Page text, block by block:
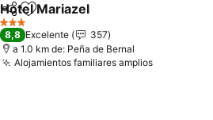
CompartirAgregar a favoritos
Hotel Mariazel
3 Estrellas
8,8 Excelente
357
a 1.0 km de: Peña de Bernal
Alojamientos familiares amplios